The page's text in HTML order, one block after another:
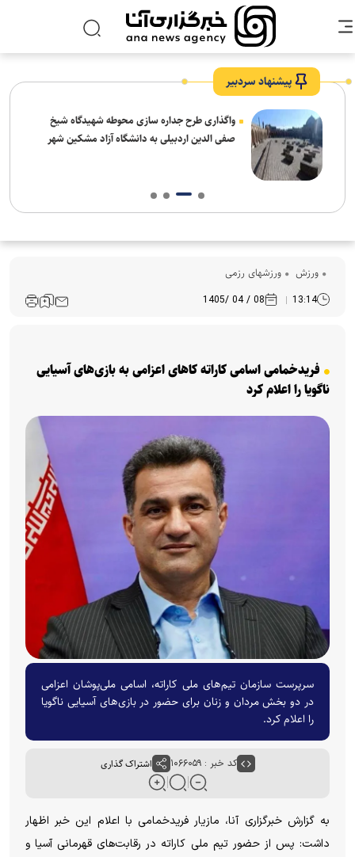
پیشنهاد سردبیر
واگذاری طرح جداره سازی محوطه شهیدگاه شیخ
صفی الدین اردبیلی به دانشگاه آزاد مشکین شهر
ورزش ورزشهای رزمی
13:14
08 / 04 /1405
فریدخمامی اسامی کاراته کاهای اعزامی به بازی‌های آسیایی
ناگویا را اعلام کرد
سرپرست سازمان تیم‌های ملی کاراته، اسامی ملی‌پوشان اعزامی
در دو بخش مردان و زنان برای حضور در بازی‌های آسیایی ناگویا
را اعلام کرد.
کد خبر : ۱۰۶۶۰۵۹ اشتراک گذاری
به گزارش خبرگزاری آنا، مازیار فریدخمامی با اعلام این خبر اظهار
داشت: پس از حضور تیم ملی کاراته در رقابت‌های قهرمانی آسیا و